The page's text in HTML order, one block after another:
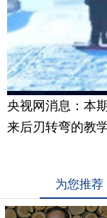
央视网消息：本
来后刃转弯的教学
为您推荐